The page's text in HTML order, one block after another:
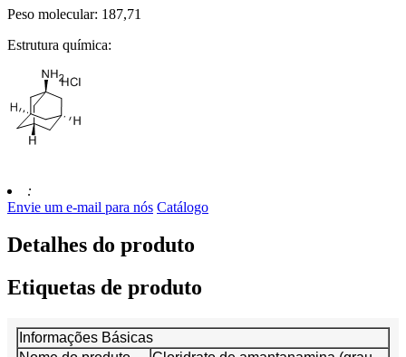
Peso molecular: 187,71
Estrutura química:
:
Envie um e-mail para nós Catálogo
Detalhes do produto
Etiquetas de produto
Informações Básicas